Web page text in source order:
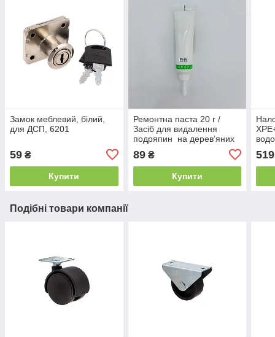
Замок меблевий, білий,
для ДСП, 6201
59 ₴
Купити
Ремонтна паста 20 г /
Засіб для видалення
подряпин на дерев’яних
89₴
Купити
519
Подібні товари компанії